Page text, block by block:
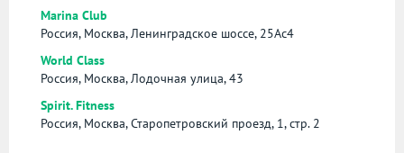
Marina Club
Россия, Москва, Ленинградское шоссе, 25Ас4
World Class
Россия, Москва, Лодочная улица, 43
Spirit. Fitness
Россия, Москва, Старопетровский проезд, 1, стр. 2